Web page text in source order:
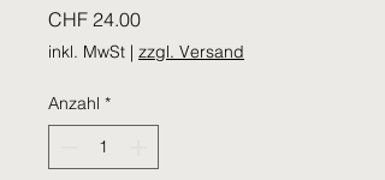
CHF 24.00Preis
inkl. MwSt | zzgl. Versand
Anzahl *